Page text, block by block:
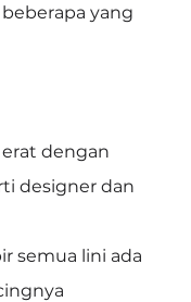
yang
dengan
designer dan
semua lini ada